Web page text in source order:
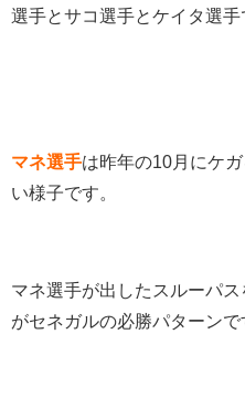
選手とサコ選手とケイタ選手
マネ選手は昨年の10月にケ
い様子です。
マネ選手が出したスルーパ
がセネガルの必勝パターンで